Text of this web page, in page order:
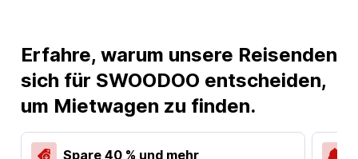
Erfahre, warum unsere Reisenden
sich für SWOODOO entscheiden,
um Mietwagen zu finden.
Spare 40 % und mehr